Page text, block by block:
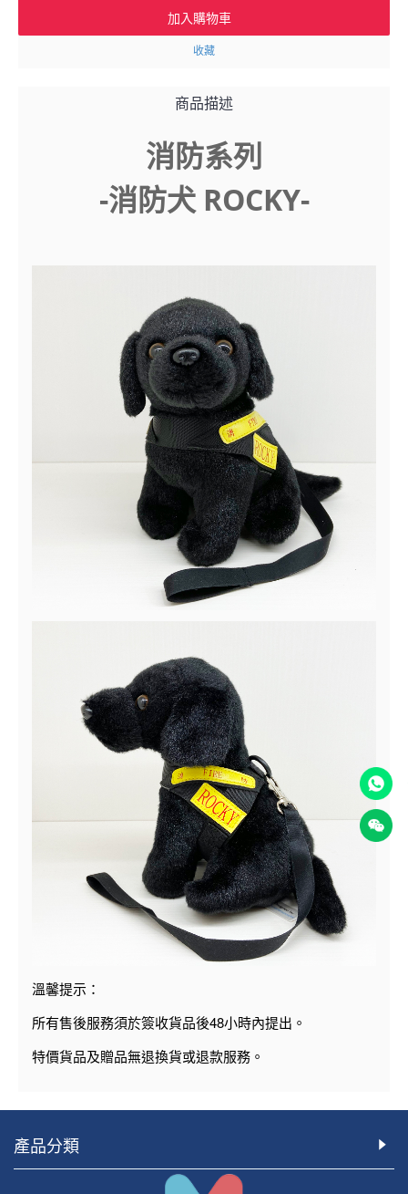
加入購物車
收藏
商品描述
消防系列
-消防犬 ROCKY-
溫馨提示：
所有售後服務須於簽收貨品後48小時內提出。
特價貨品及贈品無退換貨或退款服務。
產品分類